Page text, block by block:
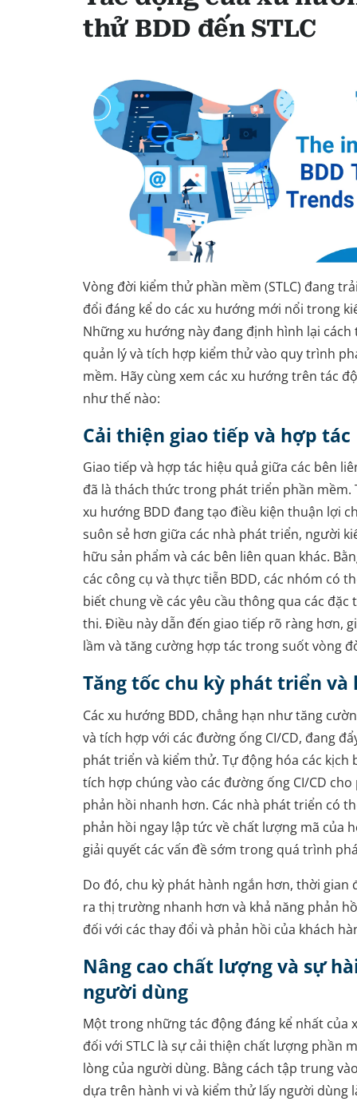
thử BDD đến STLC
Vòng đời kiểm thử phần mềm (STLC) đang
đổi đáng kể do các xu hướng mới nổi trong
Những xu hướng này đang định hình lại
quản lý và tích hợp kiểm thử vào quy trình
mềm. Hãy cùng xem các xu hướng trên tác
như thế nào:
Cải thiện giao tiếp và hợp tác
Giao tiếp và hợp tác hiệu quả giữa các bên
đã là thách thức trong phát triển phần mềm.
xu hướng BDD đang tạo điều kiện thuận lợi
suôn sẻ hơn giữa các nhà phát triển, người
hữu sản phẩm và các bên liên quan khác.
các công cụ và thực tiễn BDD, các nhóm có
biết chung về các yêu cầu thông qua các đặc
thi. Điều này dẫn đến giao tiếp rõ ràng hơn,
lầm và tăng cường hợp tác trong suốt vòng
Tăng tốc chu kỳ phát triển
Các xu hướng BDD, chẳng hạn như tăng
và tích hợp với các đường ống CI/CD, đang
phát triển và kiểm thử. Tự động hóa các kịch
tích hợp chúng vào các đường ống CI/CD cho
phản hồi nhanh hơn. Các nhà phát triển có
phản hồi ngay lập tức về chất lượng mã của
giải quyết các vấn đề sớm trong quá trình
Do đó, chu kỳ phát hành ngắn hơn, thời gian
ra thị trường nhanh hơn và khả năng phản
đối với các thay đổi và phản hồi của khách
Nâng cao chất lượng và sự
người dùng
Một trong những tác động đáng kể nhất của
đối với STLC là sự cải thiện chất lượng phần
lòng của người dùng. Bằng cách tập trung
dựa trên hành vi và kiểm thử lấy người dùng